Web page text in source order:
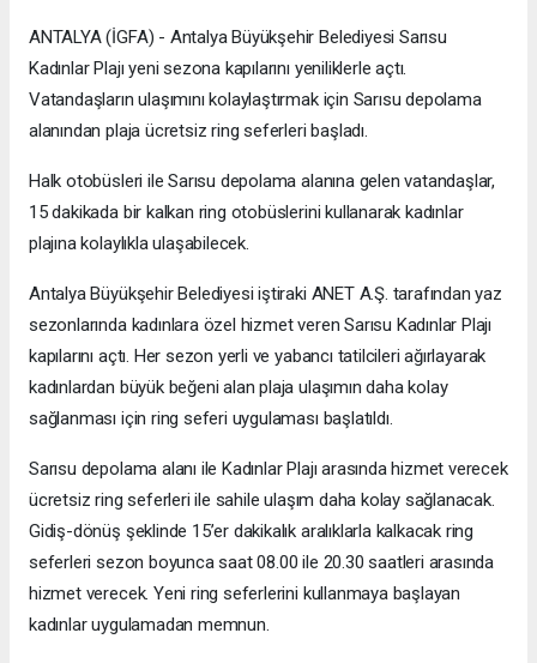
ANTALYA (İGFA) - Antalya Büyükşehir Belediyesi Sarısu
Kadınlar Plajı yeni sezona kapılarını yeniliklerle açtı.
Vatandaşların ulaşımını kolaylaştırmak için Sarısu depolama
alanından plaja ücretsiz ring seferleri başladı.
Halk otobüsleri ile Sarısu depolama alanına gelen vatandaşlar,
15 dakikada bir kalkan ring otobüslerini kullanarak kadınlar
plajına kolaylıkla ulaşabilecek.
Antalya Büyükşehir Belediyesi iştiraki ANET A.Ş. tarafından yaz
sezonlarında kadınlara özel hizmet veren Sarısu Kadınlar Plajı
kapılarını açtı. Her sezon yerli ve yabancı tatilcileri ağırlayarak
kadınlardan büyük beğeni alan plaja ulaşımın daha kolay
sağlanması için ring seferi uygulaması başlatıldı.
Sarısu depolama alanı ile Kadınlar Plajı arasında hizmet verecek
ücretsiz ring seferleri ile sahile ulaşım daha kolay sağlanacak.
Gidiş-dönüş şeklinde 15’er dakikalık aralıklarla kalkacak ring
seferleri sezon boyunca saat 08.00 ile 20.30 saatleri arasında
hizmet verecek. Yeni ring seferlerini kullanmaya başlayan
kadınlar uygulamadan memnun.